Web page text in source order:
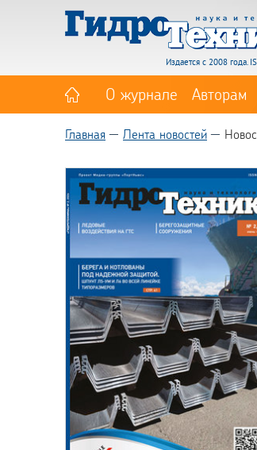
Издается с 2008 года.
О журнале Авторам
Главная Лента новостей